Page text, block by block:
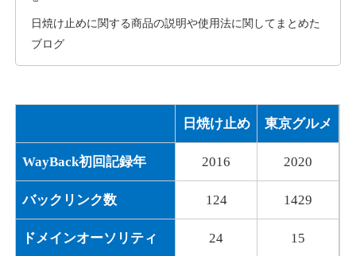
詳細を見る
10,800円
詳細を見る
ジャンルその他
40
10,800円 入札 0件
日焼け止めに関する商品の説明や使用法に関してまとめた
ブログ
日焼け止め 東京グルメ
WayBack初回記録年 2016 2020
バックリンク数 124 1429
ドメインオーソリティ 24 15